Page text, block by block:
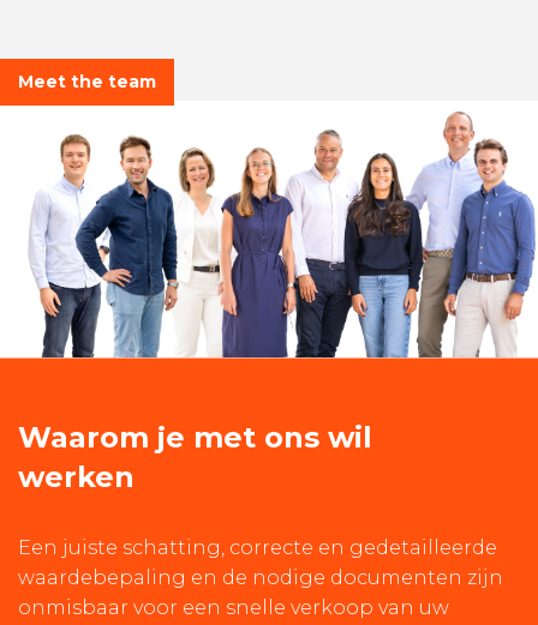
Meet the team
Waarom je met ons wil
werken
Een juiste schatting, correcte en gedetailleerde
waardebepaling en de nodige documenten zijn
onmisbaar voor een snelle verkoop van uw